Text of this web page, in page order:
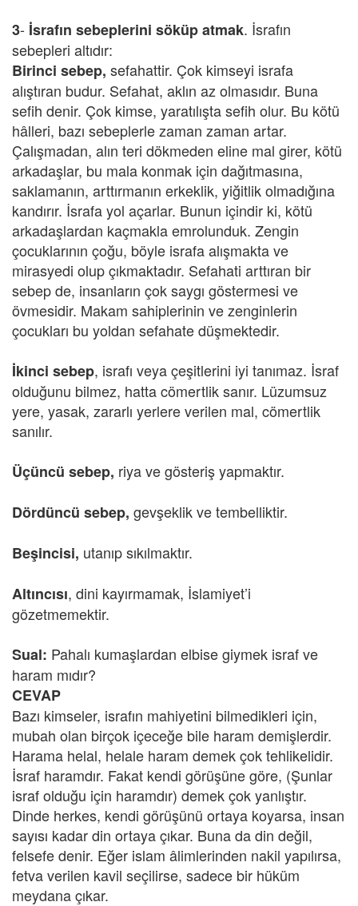
3- İsrafın sebeplerini söküp atmak. İsrafın
sebepleri altıdır:
Birinci sebep, sefahattir. Çok kimseyi israfa
alıştıran budur. Sefahat, aklın az olmasıdır. Buna
sefih denir. Çok kimse, yaratılışta sefih olur. Bu kötü
hâlleri, bazı sebeplerle zaman zaman artar.
Çalışmadan, alın teri dökmeden eline mal girer, kötü
arkadaşlar, bu mala konmak için dağıtmasına,
saklamanın, arttırmanın erkeklik, yiğitlik olmadığına
kandırır. İsrafa yol açarlar. Bunun içindir ki, kötü
arkadaşlardan kaçmakla emrolunduk. Zengin
çocuklarının çoğu, böyle israfa alışmakta ve
mirasyedi olup çıkmaktadır. Sefahati arttıran bir
sebep de, insanların çok saygı göstermesi ve
övmesidir. Makam sahiplerinin ve zenginlerin
çocukları bu yoldan sefahate düşmektedir.
İkinci sebep, israfı veya çeşitlerini iyi tanımaz. İsraf
olduğunu bilmez, hatta cömertlik sanır. Lüzumsuz
yere, yasak, zararlı yerlere verilen mal, cömertlik
sanılır.
Üçüncü sebep, riya ve gösteriş yapmaktır.
Dördüncü sebep, gevşeklik ve tembelliktir.
Beşincisi, utanıp sıkılmaktır.
Altıncısı, dini kayırmamak, İslamiyet’i
gözetmemektir.
Sual: Pahalı kumaşlardan elbise giymek israf ve
haram mıdır?
CEVAP
Bazı kimseler, israfın mahiyetini bilmedikleri için,
mubah olan birçok içeceğe bile haram demişlerdir.
Harama helal, helale haram demek çok tehlikelidir.
İsraf haramdır. Fakat kendi görüşüne göre, (Şunlar
israf olduğu için haramdır) demek çok yanlıştır.
Dinde herkes, kendi görüşünü ortaya koyarsa, insan
sayısı kadar din ortaya çıkar. Buna da din değil,
felsefe denir. Eğer islam âlimlerinden nakil yapılırsa,
fetva verilen kavil seçilirse, sadece bir hüküm
meydana çıkar.